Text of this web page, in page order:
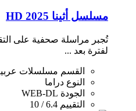
مسلسل أثينا 2025 HD
تُجبر مراسلة صحفية على
لفترة بعد ...
القسم مسلسلات
النوع دراما
الجودة WEB-DL
التقييم 6.4 / 10